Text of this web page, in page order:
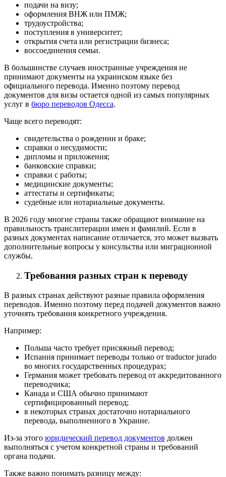
подачи на визу;
оформления ВНЖ или ПМЖ;
трудоустройства;
поступления в университет;
открытия счета или регистрации бизнеса;
воссоединения семьи.
В большинстве случаев иностранные учреждения не
принимают документы на украинском языке без
официального перевода. Именно поэтому перевод
документов для визы остается одной из самых популярных
услуг в бюро переводов Одесса.
Чаще всего переводят:
свидетельства о рождении и браке;
справки о несудимости;
дипломы и приложения;
банковские справки;
справки с работы;
медицинские документы;
аттестаты и сертификаты;
судебные или нотариальные документы.
В 2026 году многие страны также обращают внимание на
правильность транслитерации имен и фамилий. Если в
разных документах написание отличается, это может вызвать
дополнительные вопросы у консульства или миграционной
службы.
Требования разных стран к переводу
В разных странах действуют разные правила оформления
переводов. Именно поэтому перед подачей документов важно
уточнять требования конкретного учреждения.
Например:
Польша часто требует присяжный перевод;
Испания принимает переводы только от traductor jurado
во многих государственных процедурах;
Германия может требовать перевод от аккредитованного
переводчика;
Канада и США обычно принимают
сертифицированный перевод;
в некоторых странах достаточно нотариального
перевода, выполненного в Украине.
Из-за этого юридический перевод документов должен
выполняться с учетом конкретной страны и требований
органа подачи.
Также важно понимать разницу между: